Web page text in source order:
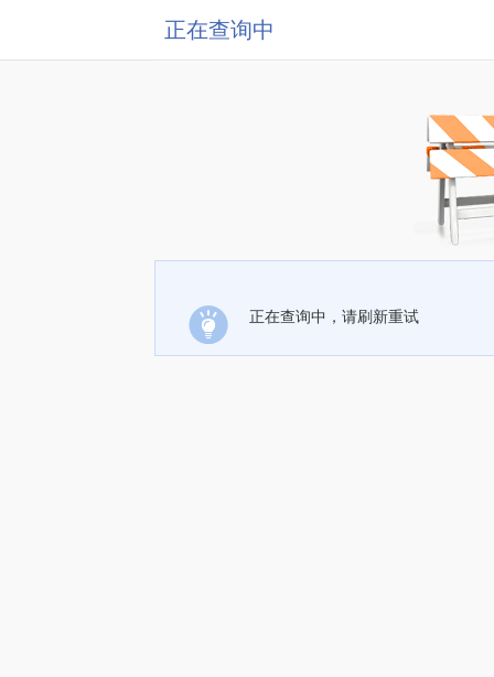
正在查询中
正在查询中，请刷新重试